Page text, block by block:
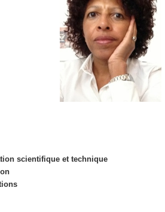
scientifique et technique